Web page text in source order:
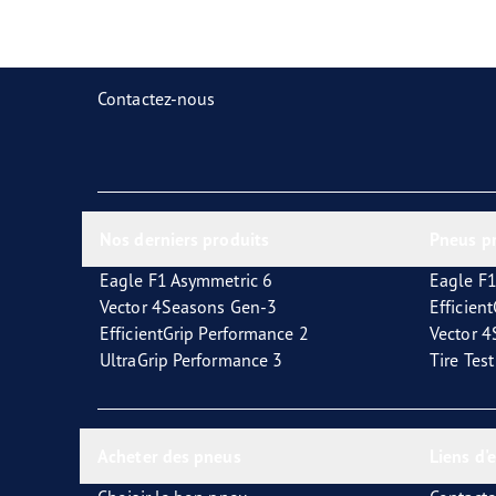
Contactez-nous
Eagle F1 Asymmetric 6
Vector 4Seasons Gen-3
EfficientGrip Performance 2
UltraGrip Performance 3
Eagle
Vector
Tire